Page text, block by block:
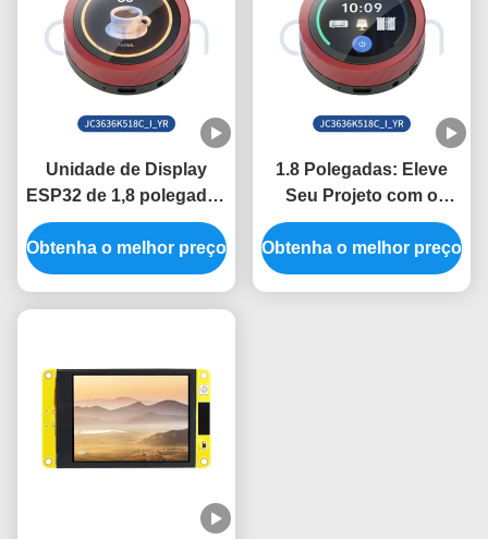
Unidade de Display
ESP32 de 1,8 polegadas
com Chip Driver
ST77916 para Sistemas
de Controle Industrial
Obtenha o melhor preço
1.8 Polegadas: Eleve
Seu Projeto com o
Módulo de Display
ESP32 5V e Resolução
360*360
Obtenha o melhor preço